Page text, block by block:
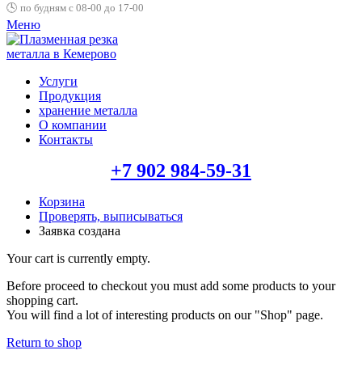
🕓 по будням с 08-00 до 17-00
Меню
Услуги
Продукция
хранение металла
О компании
Контакты
+7 902 984-59-31
Корзина
Проверять, выписываться
Заявка создана
Your cart is currently empty.
Before proceed to checkout you must add some products to your
shopping cart.
You will find a lot of interesting products on our "Shop" page.
Return to shop